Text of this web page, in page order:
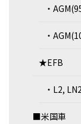
・
・
★EFB
・L2,
■米国車